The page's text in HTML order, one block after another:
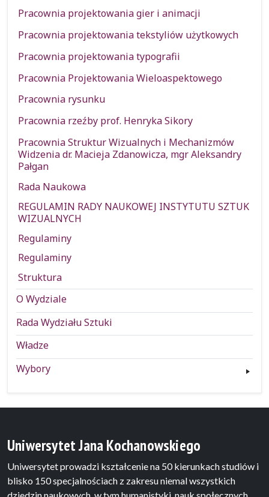
Pracownia projektowania gier i animacji
Pracownia projektowania tekstyliów użytkowych
Pracownia projektowania typografii
Pracownia Projektowania Wieloaspektowego
Pracownia rysunku
Pracownia rzeźby prof. Henryka Sikory
Pracownia Struktur Wizualnych i Mechanizmów
Widzenia dr. Macieja Zdanowicza, mgr Aleksandry
Pałgan
Rada Naukowa
REGULAMIN RADY NAUKOWEJ INSTYTUTU SZTUK
WIZUALNYCH
Regulaminy
Regulaminy
Struktura
O Wydziale
Rada Wydziału Sztuki
Władze
Wybory
Uniwersytet Jana Kochanowskiego
Uniwersytet prowadzi kształcenie na 50 kierunkach studiów i
blisko 150 specjalnościach z zakresu niemal wszystkich
dziedzin naukowych, w tym humanistyki, nauk społecznych,